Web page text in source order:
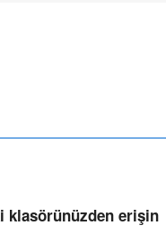
klasörünüzden erişin